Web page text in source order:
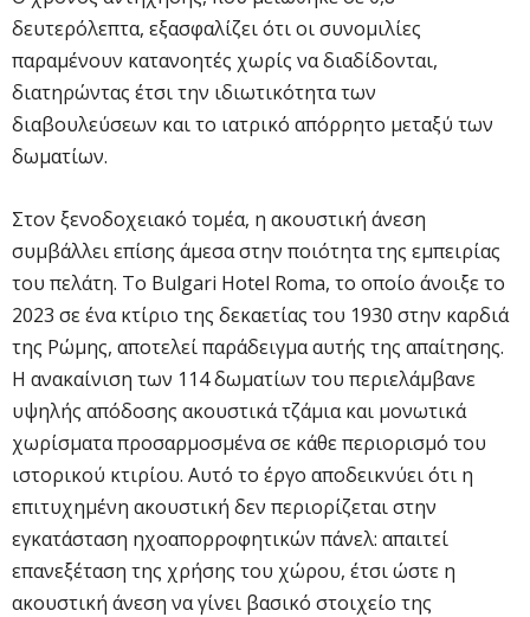
δευτερόλεπτα, εξασφαλίζει ότι οι συνομιλίες
παραμένουν κατανοητές χωρίς να διαδίδονται,
διατηρώντας έτσι την ιδιωτικότητα των
διαβουλεύσεων και το ιατρικό απόρρητο μεταξύ των
δωματίων.
Στον ξενοδοχειακό τομέα, η ακουστική άνεση
συμβάλλει επίσης άμεσα στην ποιότητα της εμπειρίας
του πελάτη. Το Bulgari Hotel Roma, το οποίο άνοιξε το
2023 σε ένα κτίριο της δεκαετίας του 1930 στην καρδιά
της Ρώμης, αποτελεί παράδειγμα αυτής της απαίτησης.
Η ανακαίνιση των 114 δωματίων του περιελάμβανε
υψηλής απόδοσης ακουστικά τζάμια και μονωτικά
χωρίσματα προσαρμοσμένα σε κάθε περιορισμό του
ιστορικού κτιρίου. Αυτό το έργο αποδεικνύει ότι η
επιτυχημένη ακουστική δεν περιορίζεται στην
εγκατάσταση ηχοαπορροφητικών πάνελ: απαιτεί
επανεξέταση της χρήσης του χώρου, έτσι ώστε η
ακουστική άνεση να γίνει βασικό στοιχείο της